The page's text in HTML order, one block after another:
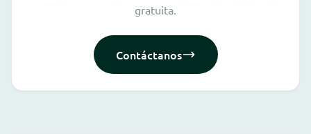
gratuita.
Contáctanos